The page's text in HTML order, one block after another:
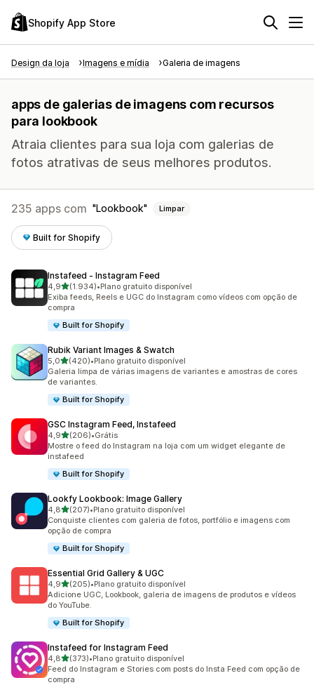
Shopify App Store
Design da loja Imagens e mídia Galeria de imagens
apps de galerias de imagens com recursos
para lookbook
Atraia clientes para sua loja com galerias de
fotos atrativas de seus melhores produtos.
235 apps com Lookbook Limpar
Built for Shopify
Instafeed ‑ Instagram Feed
4,9de 5 estrelas
(1.934)
1934 avaliações ao todo
•Plano gratuito disponível
Exiba feeds, Reels e UGC do Instagram como vídeos com opção de
compra
Built for Shopify
Rubik Variant Images & Swatch
5,0de 5 estrelas
(420)
420 avaliações ao todo
•Plano gratuito disponível
Galeria limpa de várias imagens de variantes e amostras de cores
de variantes.
Built for Shopify
GSC Instagram Feed, Instafeed
4,9de 5 estrelas
(206)
206 avaliações ao todo
•Grátis
Mostre o feed do Instagram na loja com um widget elegante de
instafeed
Built for Shopify
Lookfy Lookbook: Image Gallery
4,8de 5 estrelas
(207)
207 avaliações ao todo
•Plano gratuito disponível
Conquiste clientes com galeria de fotos, portfólio e imagens com
opção de compra
Built for Shopify
Essential Grid Gallery & UGC
4,9de 5 estrelas
(205)
205 avaliações ao todo
•Plano gratuito disponível
Adicione UGC, Lookbook, galeria de imagens de produtos e vídeos
do YouTube.
Built for Shopify
Instafeed for Instagram Feed
4,8de 5 estrelas
(373)
373 avaliações ao todo
•Plano gratuito disponível
Feed do Instagram e Stories com posts do Insta Feed com opção de
compra